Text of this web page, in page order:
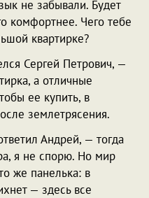
не забывали. Будет
комфортнее. Чего тебе
квартирке?
Сергей Петрович, —
а отличные
ее купить, в
землетрясения.
Андрей, — тогда
я не спорю. Но мир
же панелька: в
— здесь все